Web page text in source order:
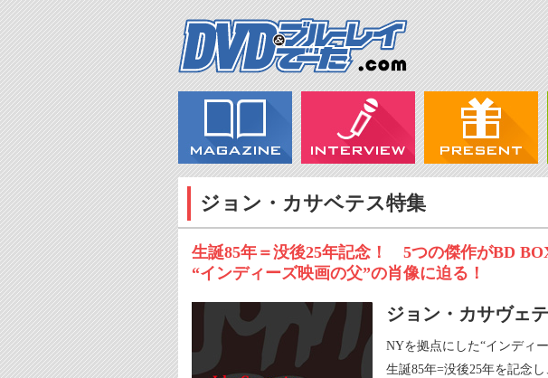
ジョン・カサベテス特集
生誕85年＝没後25年記念！ 5つの傑作がBD
“インディーズ映画の父”の肖像に迫る！
ジョン・カサヴェ
NYを拠点にした“インディ
生誕85年=没後25年を記念